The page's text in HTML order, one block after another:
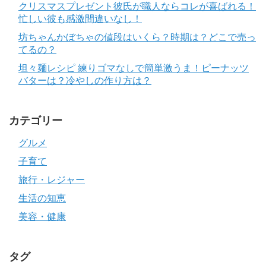
クリスマスプレゼント彼氏が職人ならコレが喜ばれる！
忙しい彼も感激間違いなし！
坊ちゃんかぼちゃの値段はいくら？時期は？どこで売っ
てるの？
坦々麺レシピ 練りゴマなしで簡単激うま！ピーナッツ
バターは？冷やしの作り方は？
カテゴリー
グルメ
子育て
旅行・レジャー
生活の知恵
美容・健康
タグ